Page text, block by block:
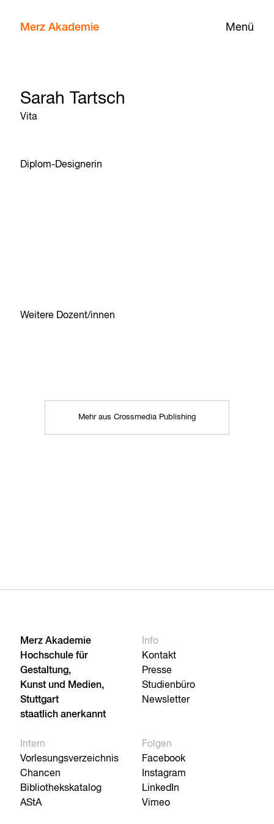
Menü
Merz Akademie
Sarah Tartsch
Vita
Diplom-Designerin
Weitere Dozent/innen
Mehr aus Crossmedia Publishing
Merz Akademie
Hochschule für
Gestaltung,
Kunst und Medien,
Stuttgart
staatlich anerkannt
Info
Kontakt
Presse
Studienbüro
Newsletter
Intern
Vorlesungsverzeichnis
Chancen
Bibliothekskatalog
AStA
Folgen
Facebook
Instagram
LinkedIn
Vimeo